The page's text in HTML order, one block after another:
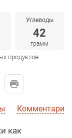
Углеводы
42
грамм
продуктов
Комментарии
как